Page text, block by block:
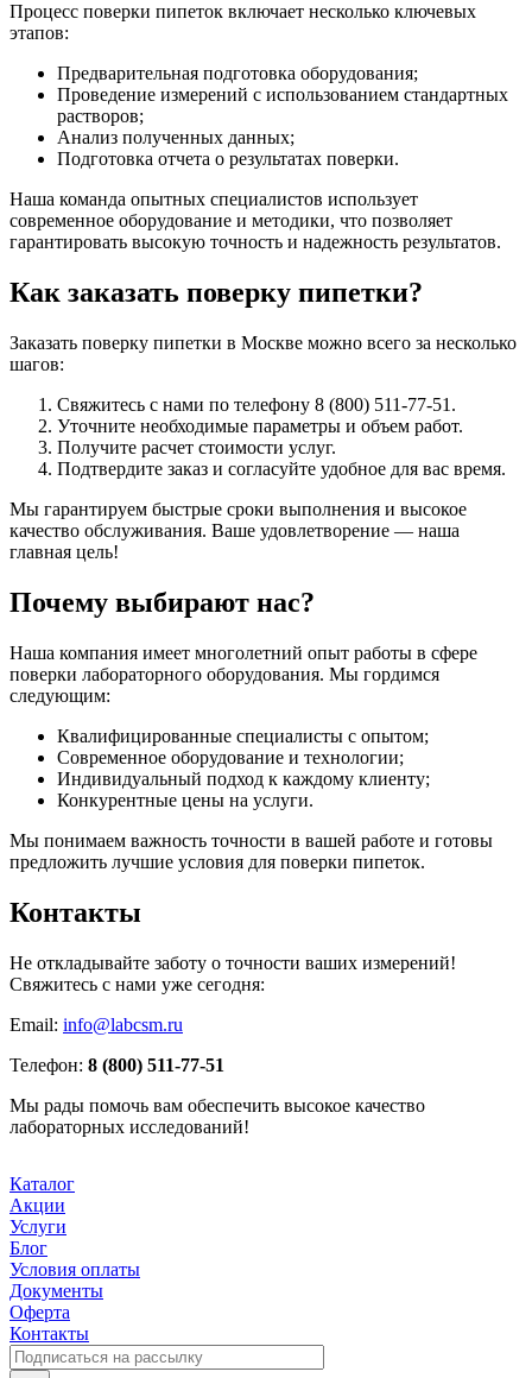
Процесс поверки пипеток включает несколько ключевых
этапов:
Предварительная подготовка оборудования;
Проведение измерений с использованием стандартных
растворов;
Анализ полученных данных;
Подготовка отчета о результатах поверки.
Наша команда опытных специалистов использует
современное оборудование и методики, что позволяет
гарантировать высокую точность и надежность результатов.
Как заказать поверку пипетки?
Заказать поверку пипетки в Москве можно всего за несколько
шагов:
Свяжитесь с нами по телефону 8 (800) 511-77-51.
Уточните необходимые параметры и объем работ.
Получите расчет стоимости услуг.
Подтвердите заказ и согласуйте удобное для вас время.
Мы гарантируем быстрые сроки выполнения и высокое
качество обслуживания. Ваше удовлетворение — наша
главная цель!
Почему выбирают нас?
Наша компания имеет многолетний опыт работы в сфере
поверки лабораторного оборудования. Мы гордимся
следующим:
Квалифицированные специалисты с опытом;
Современное оборудование и технологии;
Индивидуальный подход к каждому клиенту;
Конкурентные цены на услуги.
Мы понимаем важность точности в вашей работе и готовы
предложить лучшие условия для поверки пипеток.
Контакты
Не откладывайте заботу о точности ваших измерений!
Свяжитесь с нами уже сегодня:
Email: info@labcsm.ru
Телефон: 8 (800) 511-77-51
Мы рады помочь вам обеспечить высокое качество
лабораторных исследований!
Каталог
Акции
Услуги
Блог
Условия оплаты
Документы
Оферта
Контакты